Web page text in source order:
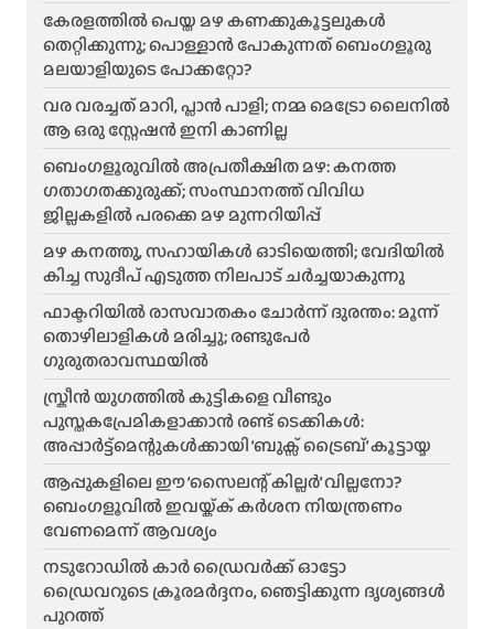
കേരളത്തിൽ പെയ്ത മഴ കണക്കുകൂട്ടലുകൾ
തെറ്റിക്കുന്നു; പൊള്ളാൻ പോകുന്നത് ബെംഗളൂരു
മലയാളിയുടെ പോക്കറ്റോ?
വര വരച്ചത് മാറി, പ്ലാൻ പാളി; നമ്മ മെട്രോ ലൈനിൽ
ആ ഒരു സ്റ്റേഷൻ ഇനി കാണില്ല
ബെംഗളൂരുവിൽ അപ്രതീക്ഷിത മഴ: കനത്ത
ഗതാഗതക്കുരുക്ക്; സംസ്ഥാനത്ത് വിവിധ
ജില്ലകളിൽ പരക്കെ മഴ മുന്നറിയിപ്പ്
മഴ കനത്തു, സഹായികൾ ഓടിയെത്തി; വേദിയിൽ
കിച്ച സുദീപ് എടുത്ത നിലപാട് ചർച്ചയാകുന്നു
ഫാക്ടറിയിൽ രാസവാതകം ചോർന്ന് ദുരന്തം: മൂന്ന്
തൊഴിലാളികൾ മരിച്ചു; രണ്ടുപേർ
ഗുരുതരാവസ്ഥയിൽ
സ്ക്രീൻ യുഗത്തിൽ കുട്ടികളെ വീണ്ടും
പുസ്തകപ്രേമികളാക്കാൻ രണ്ട് ടെക്കികൾ:
അപ്പാർട്ട്മെന്റുകൾക്കായി ‘ബുക്സ് ട്രൈബ്’ കൂട്ടായ്മ
ആപ്പുകളിലെ ഈ ‘സൈലന്റ് കില്ലർ’ വില്ലനോ?
ബെംഗളൂവിൽ ഇവയ്ക്ക് കർശന നിയന്ത്രണം
വേണമെന്ന് ആവശ്യം
നടുറോഡിൽ കാർ ഡ്രൈവർക്ക് ഓട്ടോ
ഡ്രൈവറുടെ ക്രൂരമർദ്ദനം, ഞെട്ടിക്കുന്ന ദൃശ്യങ്ങൾ
പുറത്ത്